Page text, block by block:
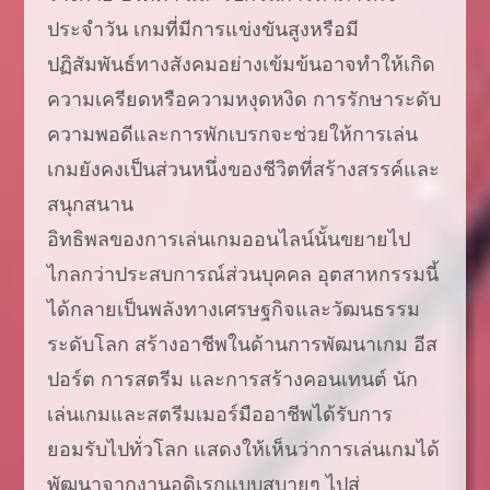
ประจำวัน เกมที่มีการแข่งขันสูงหรือมี
ปฏิสัมพันธ์ทางสังคมอย่างเข้มข้นอาจทำให้เกิด
ความเครียดหรือความหงุดหงิด การรักษาระดับ
ความพอดีและการพักเบรกจะช่วยให้การเล่น
เกมยังคงเป็นส่วนหนึ่งของชีวิตที่สร้างสรรค์และ
สนุกสนาน
อิทธิพลของการเล่นเกมออนไลน์นั้นขยายไป
ไกลกว่าประสบการณ์ส่วนบุคคล อุตสาหกรรมนี้
ได้กลายเป็นพลังทางเศรษฐกิจและวัฒนธรรม
ระดับโลก สร้างอาชีพในด้านการพัฒนาเกม อีส
ปอร์ต การสตรีม และการสร้างคอนเทนต์ นัก
เล่นเกมและสตรีมเมอร์มืออาชีพได้รับการ
ยอมรับไปทั่วโลก แสดงให้เห็นว่าการเล่นเกมได้
พัฒนาจากงานอดิเรกแบบสบายๆ ไปสู่